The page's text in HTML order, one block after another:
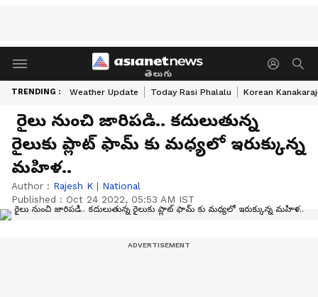
తెలుగు
TRENDING : Weather Update Today Rasi Phalalu Korean
రైలు నుంచి జారిపడి.. కదులుతున్న
రైలుకు ప్లాట్ ఫామ్ కు మధ్యలో ఇరుక్కున్న
మహిళ..
Author : Rajesh K | National
Published : Oct 24 2022, 05:53 AM IST